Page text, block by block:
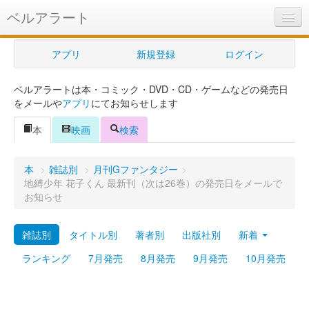
ベルアラート
ベルアラートとは
ヘルプ
新規登録
ログイン
購入管理
プレミアム
アプリ 新規登録 ログイン
ベルアラートは本・コミック・DVD・CD・ゲームなどの発売日
をメールやアプリ にてお知らせします
本
映画 検索
本 > 雑誌別 > 月刊Gファンタジー >
地縛少年 花子くん 最新刊（次は26巻）の発売日をメールで
お知らせ
雑誌別 タイトル別 著者別 出版社別
新着
ランキング
7月発売 8月発売 9月発売 10月発売